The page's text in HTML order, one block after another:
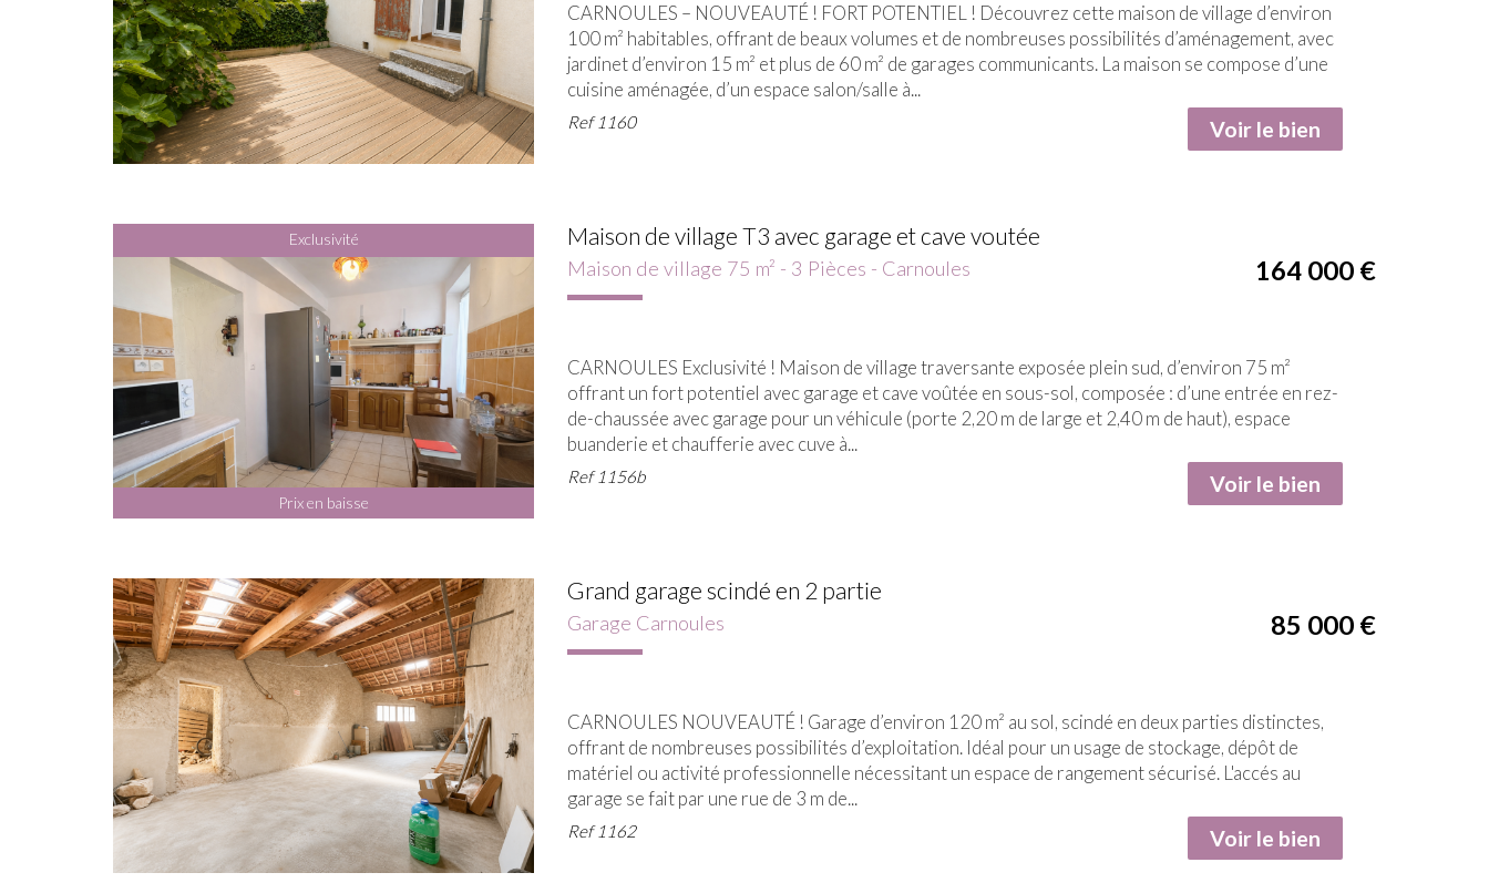
CARNOULES – NOUVEAUTÉ ! FORT POTENTIEL ! Découvrez cette maison de village d’environ
100 m² habitables, offrant de beaux volumes et de nombreuses possibilités d’aménagement, avec
jardinet d’environ 15 m² et plus de 60 m² de garages communicants. La maison se compose d’une
cuisine aménagée, d’un espace salon/salle à...
Ref1160 Voir le bien
Exclusivité
Prix en baisse
Maison de village T3 avec garage et cave voutée
Maison de village 75 m² - 3 Pièces - Carnoules 164 000 €
CARNOULES Exclusivité ! Maison de village traversante exposée plein sud, d’environ 75 m²
offrant un fort potentiel avec garage et cave voûtée en sous-sol, composée : d’une entrée en rez-
de-chaussée avec garage pour un véhicule (porte 2,20 m de large et 2,40 m de haut), espace
buanderie et chaufferie avec cuve à...
Ref1156b Voir le bien
Grand garage scindé en 2 partie
Garage Carnoules 85 000 €
CARNOULES NOUVEAUTÉ ! Garage d’environ 120 m² au sol, scindé en deux parties distinctes,
offrant de nombreuses possibilités d’exploitation. Idéal pour un usage de stockage, dépôt de
matériel ou activité professionnelle nécessitant un espace de rangement sécurisé. L'accés au
garage se fait par une rue de 3 m de...
Ref1162 Voir le bien